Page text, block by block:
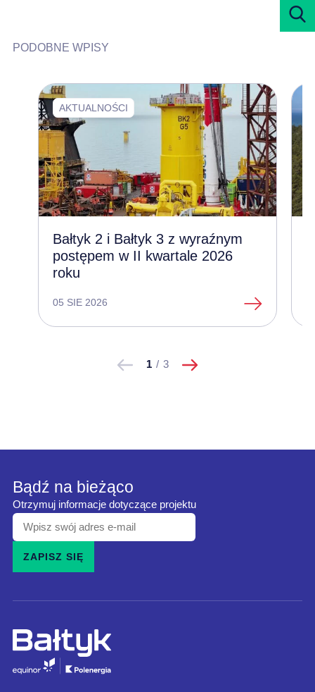
PODOBNE WPISY
AKTUALNOŚCI
Bałtyk 2 i Bałtyk 3 z wyraźnym
postępem w II kwartale 2026
roku
05 SIE 2026
Pokaż 1 / 3
Pokaż
Bądź na bieżąco
Otrzymuj informacje dotyczące projektu
Wpisz
swój
adres
mail
zapisz
ZAPISZ SIĘ